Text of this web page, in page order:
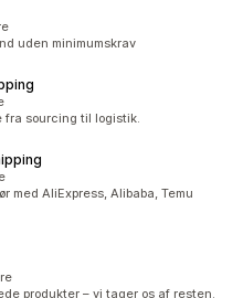
uden minimumskrav
sourcing til logistik.
med AliExpress, Alibaba, Temu
produkter – vi tager os af resten.